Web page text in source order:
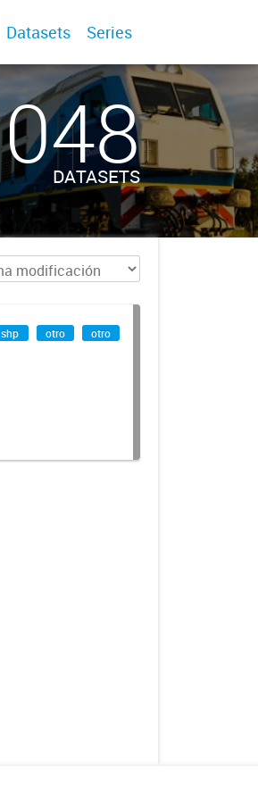
Datasets Series
048
DATASETS
shp otro otro